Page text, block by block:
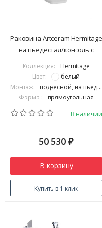
Раковина Artceram Hermitage
на пьедестал/консоль с
белый HEL002 01 00
Коллекция:
Hermitage
Цвет:
белый
Монтаж:
подвесной, на пьедестал, на консоль
Форма :
прямоугольная
В наличии
50 530 ₽
В корзину
Купить в 1 клик